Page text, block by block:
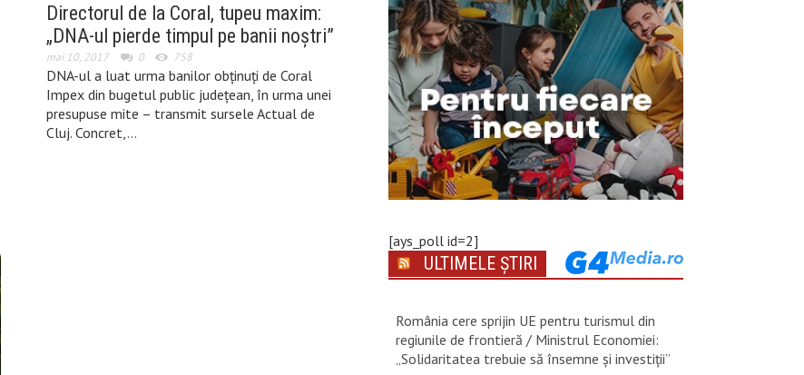
Directorul de la Coral, tupeu maxim:
„DNA-ul pierde timpul pe banii noștri”
mai 10, 2017 0 758
DNA-ul a luat urma banilor obținuți de Coral
Impex din bugetul public județean, în urma unei
presupuse mite – transmit sursele Actual de
Cluj. Concret,…
[ays_poll id=2]
ULTIMELE ȘTIRI
România cere sprijin UE pentru turismul din
regiunile de frontieră / Ministrul Economiei:
„Solidaritatea trebuie să însemne și investiții”